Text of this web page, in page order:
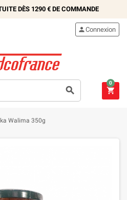
DÈS 1290 €DE COMMANDE

Connexion

0
Walima 350g